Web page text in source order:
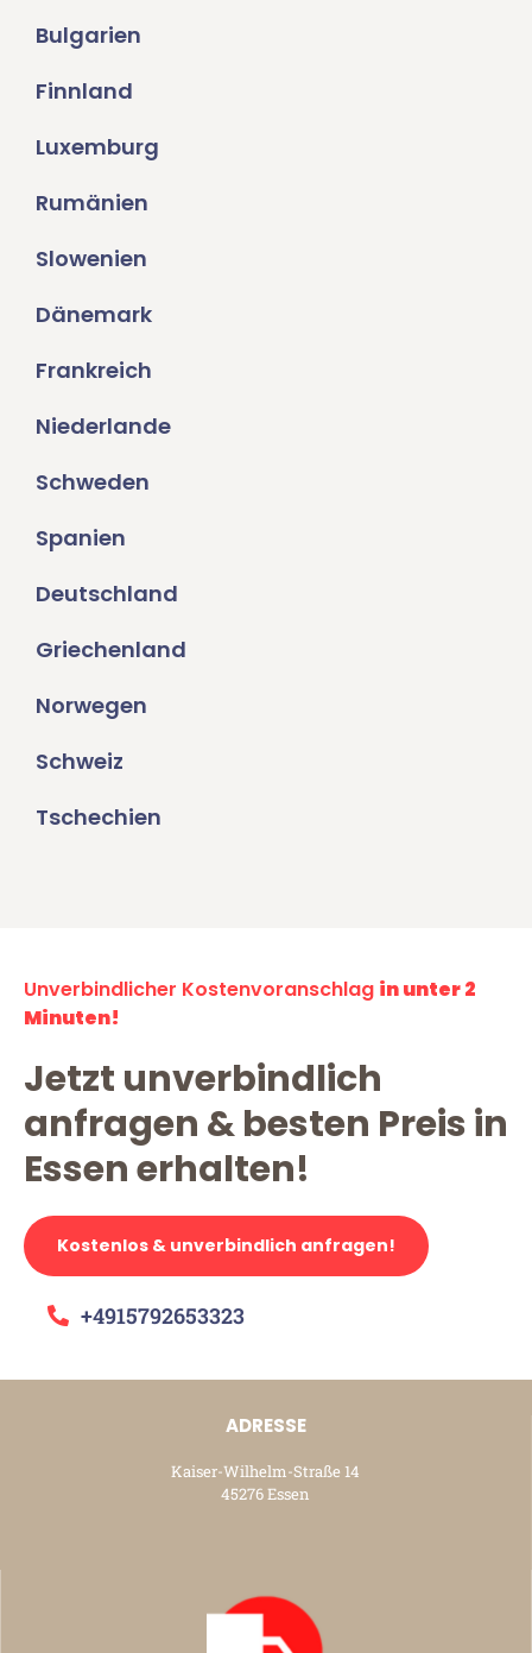
Bulgarien
Finnland
Luxemburg
Rumänien
Slowenien
Dänemark
Frankreich
Niederlande
Schweden
Spanien
Deutschland
Griechenland
Norwegen
Schweiz
Tschechien
Unverbindlicher Kostenvoranschlag in unter 2
Minuten!
Jetzt unverbindlich
anfragen & besten Preis in
Essen erhalten!
Kostenlos & unverbindlich anfragen!
+4915792653323
ADRESSE
Kaiser-Wilhelm-Straße 14
45276 Essen